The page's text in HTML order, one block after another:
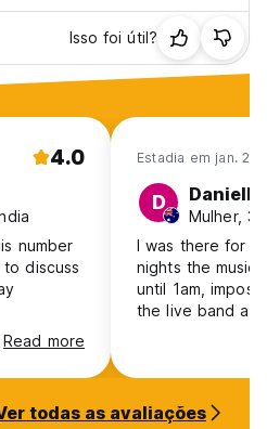
Isso foi útil?
4.0
number
discuss
Read more
Estadia em jan.
D Danielle
Mulher,
I was there for 3
nights the
until 1am,
the live band
tower market.
better sleep but
todas as avaliações